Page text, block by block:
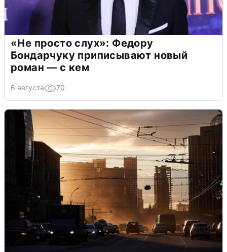
«Не просто слух»: Федору
Бондарчуку приписывают новый
роман — с кем
6 августа 70